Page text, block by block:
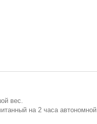
вес.
на 2 часа автономной